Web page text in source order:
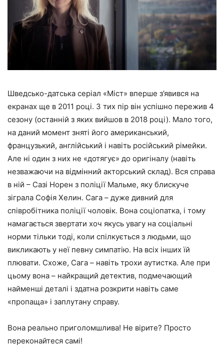
Шведсько-датська серіал «Міст» вперше з’явився на
екранах ще в 2011 році. З тих пір він успішно пережив 4
сезону (останній з яких вийшов в 2018 році). Мало того,
на даний момент зняті його американський,
французький, англійський і навіть російський рімейки.
Але ні один з них не «дотягує» до оригіналу (навіть
незважаючи на відмінний акторський склад). Вся справа
в ній – Сазі Норен з поліції Мальме, яку блискуче
зіграла Софія Хелин. Сага – дуже дивний для
співробітника поліції чоловік. Вона соціопатка, і тому
намагається звертати хоч якусь увагу на соціальні
норми тільки тоді, коли спілкується з людьми, що
викликають у неї певну симпатію. На всіх інших їй
плювати. Схоже, Сага – навіть трохи аутистка. Але при
цьому вона – найкращий детектив, подмечающий
найменші деталі і здатна розкрити навіть саме
«пропаща» і заплутану справу.
Вона реально приголомшлива! Не вірите? Просто
переконайтеся самі!